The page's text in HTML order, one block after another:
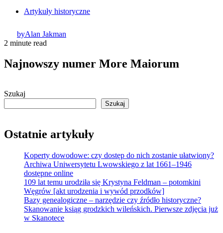
Artykuły historyczne
byAlan Jakman
2 minute read
Najnowszy numer More Maiorum
Szukaj
Szukaj
Ostatnie artykuły
Koperty dowodowe: czy dostęp do nich zostanie ułatwiony?
Archiwa Uniwersytetu Lwowskiego z lat 1661–1946
dostępne online
109 lat temu urodziła się Krystyna Feldman – potomkini
Węgrów [akt urodzenia i wywód przodków]
Bazy genealogiczne – narzędzie czy źródło historyczne?
Skanowanie ksiąg grodzkich wileńskich. Pierwsze zdjęcia już
w Skanotece